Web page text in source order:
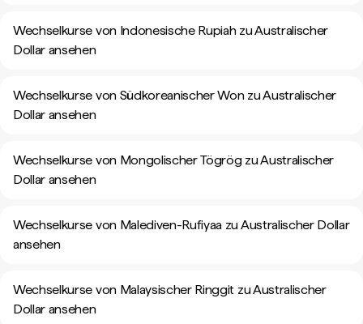
Wechselkurse von Indonesische Rupiah zu Australischer
Dollar ansehen
Wechselkurse von Südkoreanischer Won zu Australischer
Dollar ansehen
Wechselkurse von Mongolischer Tögrög zu Australischer
Dollar ansehen
Wechselkurse von Malediven-Rufiyaa zu Australischer Dollar
ansehen
Wechselkurse von Malaysischer Ringgit zu Australischer
Dollar ansehen